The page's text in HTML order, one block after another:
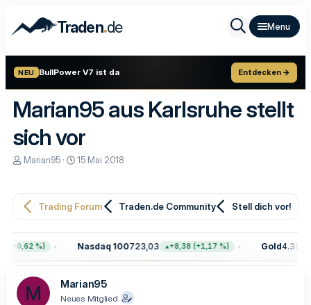
Traden.de
NEU BullPower V7 ist da Entdecken →
Marian95 aus Karlsruhe stellt
sich vor
E
e
r
Marian95
E
e
a
m
15 Mai 2018
Trading Forum Traden.de Community Stell dich vor!
(+0,62 %) Nasdaq 100723,03 +8,38 (+1,17 %) Gold
M Marian95
Neues Mitglied